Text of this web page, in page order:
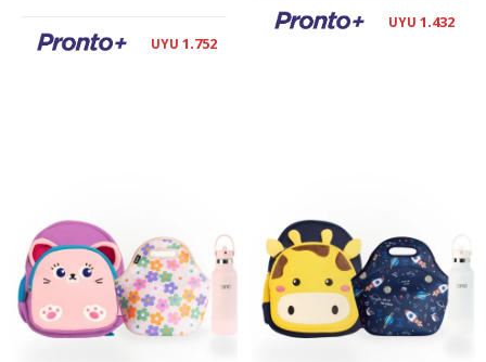
UYU 1.752
UYU 1.432